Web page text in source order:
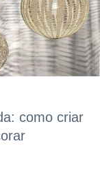
como criar